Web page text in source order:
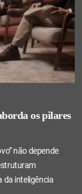
os pilares
não depende
da inteligência